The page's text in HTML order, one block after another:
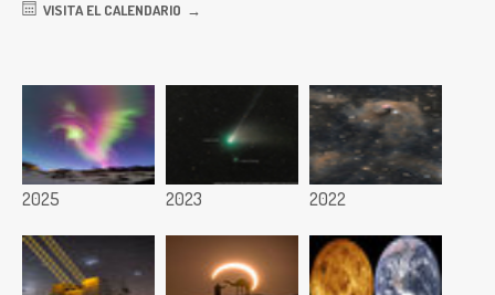
VISITA EL CALENDARIO
2025 2023 2022